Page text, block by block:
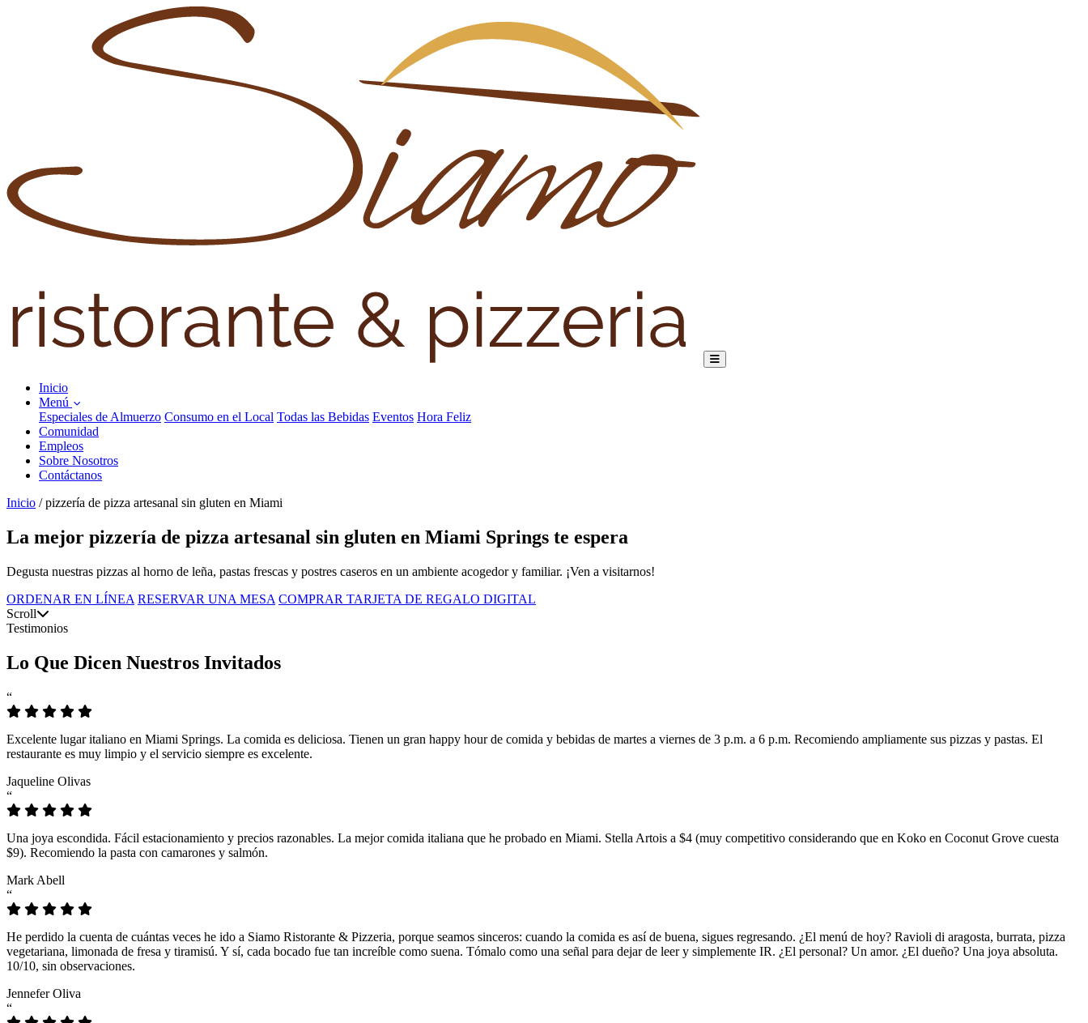
Inicio
Menú
Especiales de Almuerzo Consumo en el Local Todas las Bebidas Eventos Hora Feliz
Comunidad
Empleos
Sobre Nosotros
Contáctanos
Inicio / pizzería de pizza artesanal sin gluten en Miami
La mejor pizzería de pizza artesanal sin gluten en Miami Springs te espera
Degusta nuestras pizzas al horno de leña, pastas frescas y postres caseros en un ambiente acogedor y familiar. ¡Ven a visitarnos!
ORDENAR EN LÍNEA RESERVAR UNA MESA COMPRAR TARJETA DE REGALO DIGITAL
Scroll
Testimonios
Lo Que Dicen Nuestros Invitados
“
Excelente lugar italiano en Miami Springs. La comida es deliciosa. Tienen un gran happy hour de comida y bebidas de martes a viernes de 3 p.m. a 6 p.m. Recomiendo ampliamente sus pizzas y pastas. El
restaurante es muy limpio y el servicio siempre es excelente.
Jaqueline Olivas
“
Una joya escondida. Fácil estacionamiento y precios razonables. La mejor comida italiana que he probado en Miami. Stella Artois a $4 (muy competitivo considerando que en Koko en Coconut Grove cuesta
$9). Recomiendo la pasta con camarones y salmón.
Mark Abell
“
He perdido la cuenta de cuántas veces he ido a Siamo Ristorante & Pizzeria, porque seamos sinceros: cuando la comida es así de buena, sigues regresando. ¿El menú de hoy? Ravioli di aragosta, burrata, pizza
vegetariana, limonada de fresa y tiramisú. Y sí, cada bocado fue tan increíble como suena. Tómalo como una señal para dejar de leer y simplemente IR. ¿El personal? Un amor. ¿El dueño? Una joya absoluta.
10/10, sin observaciones.
Jennefer Oliva
“